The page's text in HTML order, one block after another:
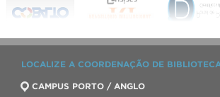
LOCALIZE A COORDENAÇÃO DE
CAMPUS PORTO / ANGLO